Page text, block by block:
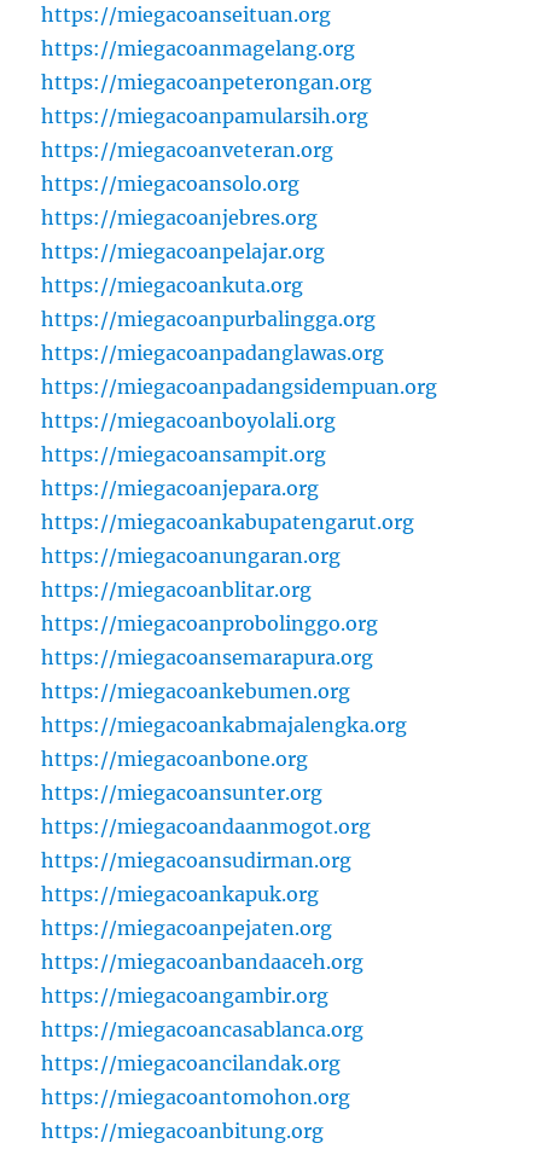
https://miegacoanseituan.org
https://miegacoanmagelang.org
https://miegacoanpeterongan.org
https://miegacoanpamularsih.org
https://miegacoanveteran.org
https://miegacoansolo.org
https://miegacoanjebres.org
https://miegacoanpelajar.org
https://miegacoankuta.org
https://miegacoanpurbalingga.org
https://miegacoanpadanglawas.org
https://miegacoanpadangsidempuan.org
https://miegacoanboyolali.org
https://miegacoansampit.org
https://miegacoanjepara.org
https://miegacoankabupatengarut.org
https://miegacoanungaran.org
https://miegacoanblitar.org
https://miegacoanprobolinggo.org
https://miegacoansemarapura.org
https://miegacoankebumen.org
https://miegacoankabmajalengka.org
https://miegacoanbone.org
https://miegacoansunter.org
https://miegacoandaanmogot.org
https://miegacoansudirman.org
https://miegacoankapuk.org
https://miegacoanpejaten.org
https://miegacoanbandaaceh.org
https://miegacoangambir.org
https://miegacoancasablanca.org
https://miegacoancilandak.org
https://miegacoantomohon.org
https://miegacoanbitung.org